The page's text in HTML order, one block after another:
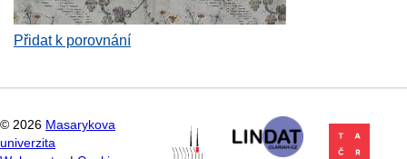
Přidat k porovnání
© 2026 Masarykova
univerzita